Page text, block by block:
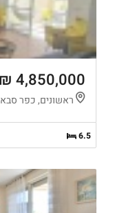
4,850,000 ₪
ראשונים, כפר סבא
6.5